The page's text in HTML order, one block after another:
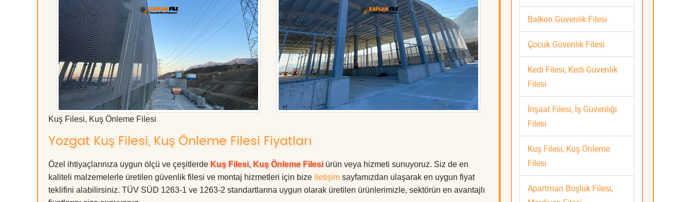
Kuş Filesi, Kuş Önleme Filesi
Yozgat Kuş Filesi, Kuş Önleme Filesi Fiyatları
Özel ihtiyaçlarınıza uygun ölçü ve çeşitlerde Kuş Filesi, Kuş Önleme Filesi ürün veya hizmeti sunuyoruz. Siz de en
kaliteli malzemelerle üretilen güvenlik filesi ve montaj hizmetleri için bize iletişim sayfamızdan ulaşarak en uygun fiyat
teklifini alabilirsiniz. TÜV SÜD 1263-1 ve 1263-2 standartlarına uygun olarak üretilen ürünlerimizle, sektörün en avantajlı
Balkon Güvenlik Filesi
Çocuk Güvenlik Filesi
Kedi Filesi, Kedi Güvenlik
Filesi
İnşaat Filesi, İş Güvenliği
Filesi
Kuş Filesi, Kuş Önleme
Filesi
Apartman Boşluk Filesi,